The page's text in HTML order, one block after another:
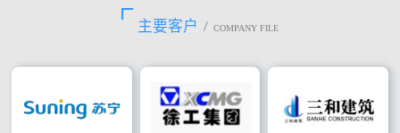
主要客户 / COMPANY FILE